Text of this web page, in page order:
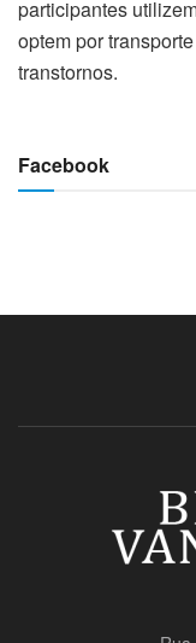
participantes
optem por
transtornos.
Facebook